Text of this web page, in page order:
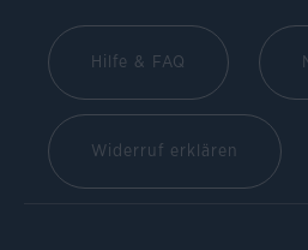
Hilfe & FAQ
Widerruf erklären